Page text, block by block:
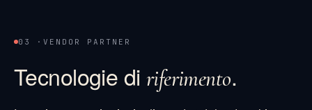
03 · VENDOR PARTNER
Tecnologie di riferimento.